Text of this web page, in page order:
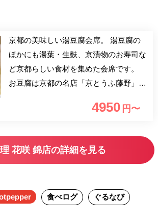
京都の美味しい湯豆腐会席。 湯豆腐の
ほかにも湯葉・生麩、京漬物のお寿司な
ど京都らしい食材を集めた会席です。
お豆腐は京都の名店「京とうふ藤野」さ
だしでお召し上がりください。
4950 円〜
花咲 錦店の詳細を見る
食べログ ぐるなび